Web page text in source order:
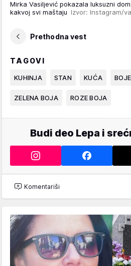
Mirka Vasiljević pokazala luksuzni
kakvoj svi maštaju Izvor: Instagram/
Prethodna vest
TAGOVI
KUHINJA STAN KUĆA BOJE
ZELENA BOJA ROZE BOJA
Budi deo Lepa i
Komentariši